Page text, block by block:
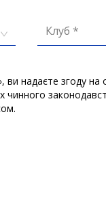
Клуб *
надаєте згоду на
чинного